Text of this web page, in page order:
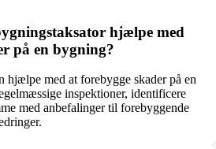
hjælpe med
på en bygning?
hjælpe med at forebygge skader på en
inspektioner, identificere
med anbefalinger til forebyggende